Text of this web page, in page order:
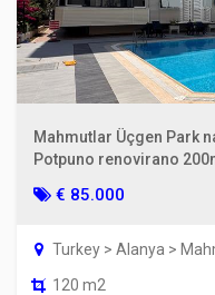
Mahmutlar Üçgen Park
Potpuno renovirano
€ 85.000
Turkey > Alanya >
120 m2